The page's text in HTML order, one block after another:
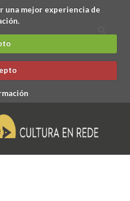
una mejor experiencia de